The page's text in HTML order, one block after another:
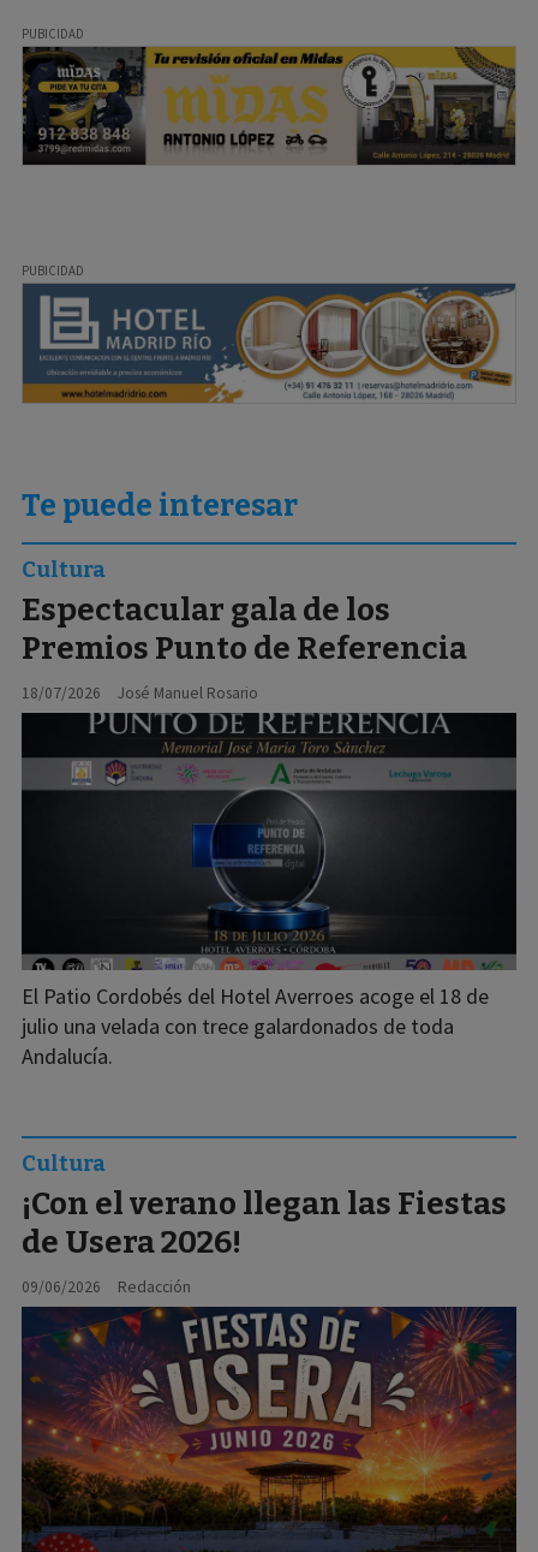
Te puede interesar
Espectacular gala de los
Premios Punto de Referencia
José Manuel Rosario
Cultura
18/07/2026
El Patio Cordobés del Hotel Averroes acoge el 18 de
julio una velada con trece galardonados de toda
Andalucía.
¡Con el verano llegan las Fiestas
de Usera 2026!
Redacción
Cultura
09/06/2026